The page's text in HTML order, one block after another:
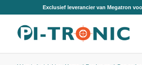
Exclusief leverancier van Megatron